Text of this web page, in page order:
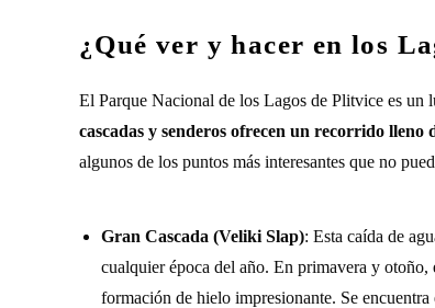
¿Qué ver y hacer en los
El Parque Nacional de los Lagos de Plitvice es un
cascadas y senderos ofrecen un recorrido lleno
algunos de los puntos más interesantes que no
Gran Cascada (Veliki Slap): Esta caída de
cualquier época del año. En primavera y otoño,
formación de hielo impresionante. Se